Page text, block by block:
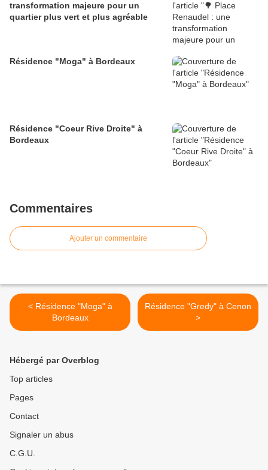
transformation majeure pour un
quartier plus vert et plus agréable
Résidence "Moga" à Bordeaux
Résidence "Coeur Rive Droite" à
Bordeaux
Commentaires
Ajouter un commentaire
< Résidence "Moga" à
Bordeaux
Résidence "Gredy" à Cenon
>
Hébergé par Overblog
Top articles
Pages
Contact
Signaler un abus
C.G.U.